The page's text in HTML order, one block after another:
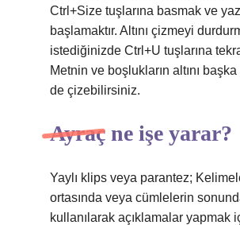
Ctrl+Size tuşlarına basmak ve
başlamaktır. Altını çizmeyi
istediğinizde Ctrl+U tuşlarına
Metnin ve boşlukların altını
de çizebilirsiniz.
Ayraç ne işe yarar?
Yaylı klips veya parantez;
ortasında veya cümlelerin
kullanılarak açıklamalar yapmak